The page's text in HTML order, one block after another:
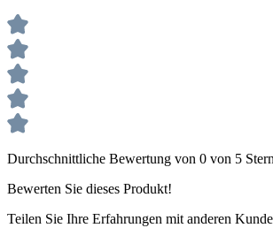
Durchschnittliche Bewertung von 0 von 5
Bewerten Sie dieses Produkt!
Teilen Sie Ihre Erfahrungen mit anderen